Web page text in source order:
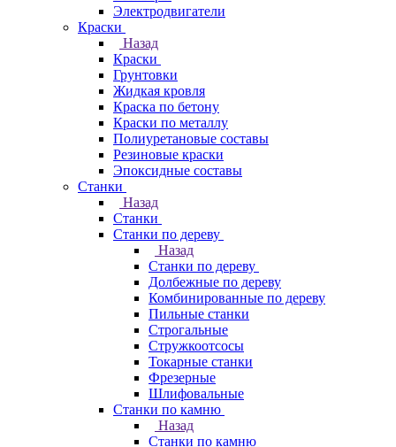
Электродвигатели
Краски
Назад
Краски
Грунтовки
Жидкая кровля
Краска по бетону
Краски по металлу
Полиуретановые составы
Резиновые краски
Эпоксидные составы
Станки
Назад
Станки
Станки по дереву
Назад
Станки по дереву
Долбежные по дереву
Комбинированные по дереву
Пильные станки
Строгальные
Стружкоотсосы
Токарные станки
Фрезерные
Шлифовальные
Станки по камню
Назад
Станки по камню